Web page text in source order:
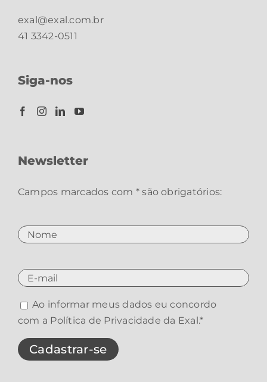
exal@exal.com.br
41 3342-0511
Siga-nos
Newsletter
Campos marcados com * são obrigatórios:
Ao informar meus dados eu concordo
com a Política de Privacidade da Exal .*